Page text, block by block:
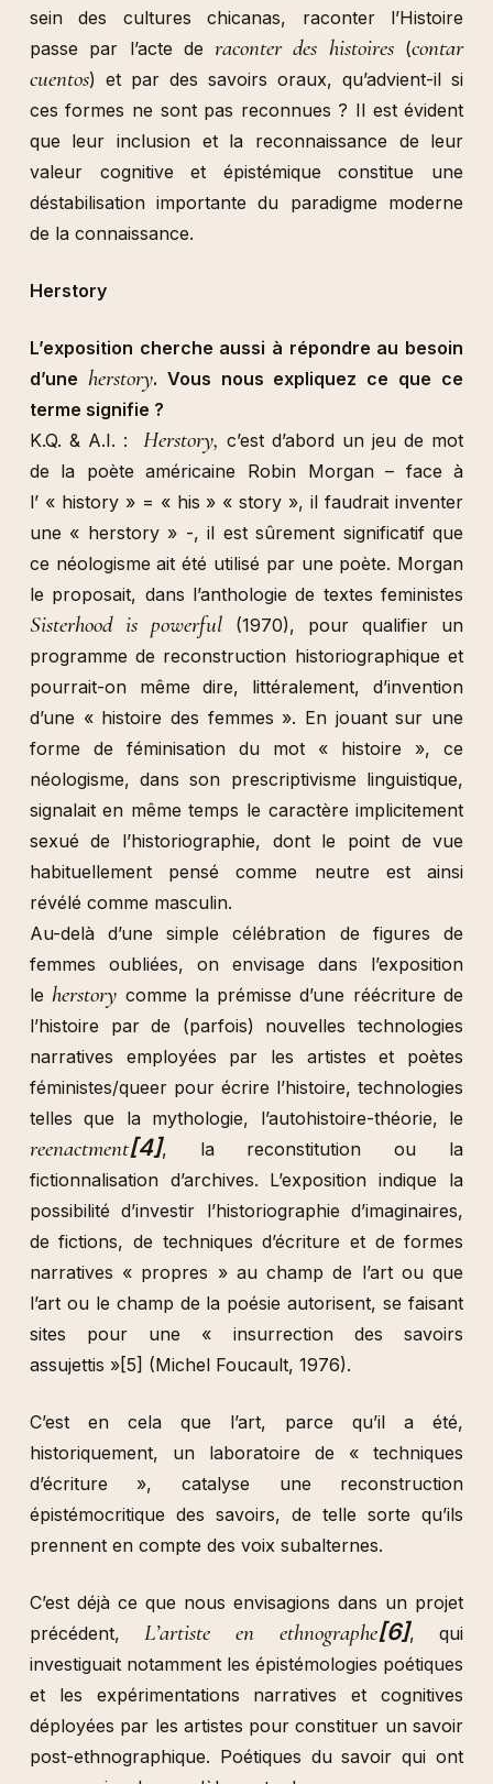
sein des cultures chicanas, raconter l’Histoire
passe par l’acte deraconter des histoires(contar
cuentos) et par des savoirs oraux, qu’advient-il si
ces formes ne sont pas reconnues ? Il est évident
que leur inclusion et la reconnaissance de leur
valeur cognitive et épistémique constitue une
déstabilisation importante du paradigme moderne
de la connaissance.
Herstory
L’exposition cherche aussi à répondre au besoin
d’une herstory. Vous nous expliquez ce que ce
terme signifie ?
K.Q. & A.I. : Herstory, c’est d’abord un jeu de mot
de la poète américaine Robin Morgan – face à
l’ « history » = « his » « story », il faudrait inventer
une « herstory » -, il est sûrement significatif que
ce néologisme ait été utilisé par une poète. Morgan
le proposait, dans l’anthologie de textes feministes
Sisterhood is powerful(1970), pour qualifier un
programme de reconstruction historiographique et
pourrait-on même dire, littéralement, d’invention
d’une « histoire des femmes ». En jouant sur une
forme de féminisation du mot « histoire », ce
néologisme, dans son prescriptivisme linguistique,
signalait en même temps le caractère implicitement
sexué de l’historiographie, dont le point de vue
habituellement pensé comme neutre est ainsi
révélé comme masculin.
Au-delà d’une simple célébration de figures de
femmes oubliées, on envisage dans l’exposition
leherstory comme la prémisse d’une réécriture de
l’histoire par de (parfois) nouvelles technologies
narratives employées par les artistes et poètes
féministes/queer pour écrire l’histoire, technologies
telles que la mythologie, l’autohistoire-théorie, le
reenactment[4], la reconstitution ou la
fictionnalisation d’archives. L’exposition indique la
possibilité d’investir l’historiographie d’imaginaires,
de fictions, de techniques d’écriture et de formes
narratives « propres » au champ de l’art ou que
l’art ou le champ de la poésie autorisent, se faisant
sites pour une « insurrection des savoirs
assujettis »[5] (Michel Foucault, 1976).
C’est en cela que l’art, parce qu’il a été,
historiquement, un laboratoire de « techniques
d’écriture », catalyse une reconstruction
épistémocritique des savoirs, de telle sorte qu’ils
prennent en compte des voix subalternes.
C’est déjà ce que nous envisagions dans un projet
précédent,L’artiste en ethnographe[6], qui
investiguait notamment les épistémologies poétiques
et les expérimentations narratives et cognitives
déployées par les artistes pour constituer un savoir
post-ethnographique. Poétiques du savoir qui ont